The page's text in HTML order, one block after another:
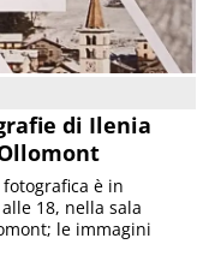
di Ilenia
è in
18, nella sala
le immagini